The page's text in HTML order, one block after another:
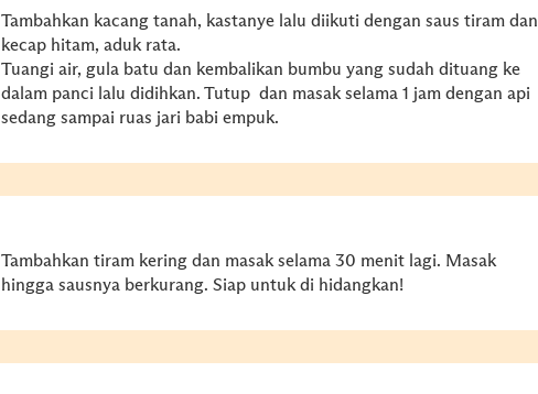
Tambahkan kacang tanah, kastanye lalu diikuti dengan saus tiram dan
kecap hitam, aduk rata.
Tuangi air, gula batu dan kembalikan bumbu yang sudah dituang ke
dalam panci lalu didihkan. Tutup dan masak selama 1 jam dengan api
sedang sampai ruas jari babi empuk.
Tambahkan tiram kering dan masak selama 30 menit lagi. Masak
hingga sausnya berkurang. Siap untuk di hidangkan!